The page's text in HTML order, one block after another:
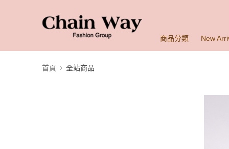
商品分類 New
首頁 全站商品